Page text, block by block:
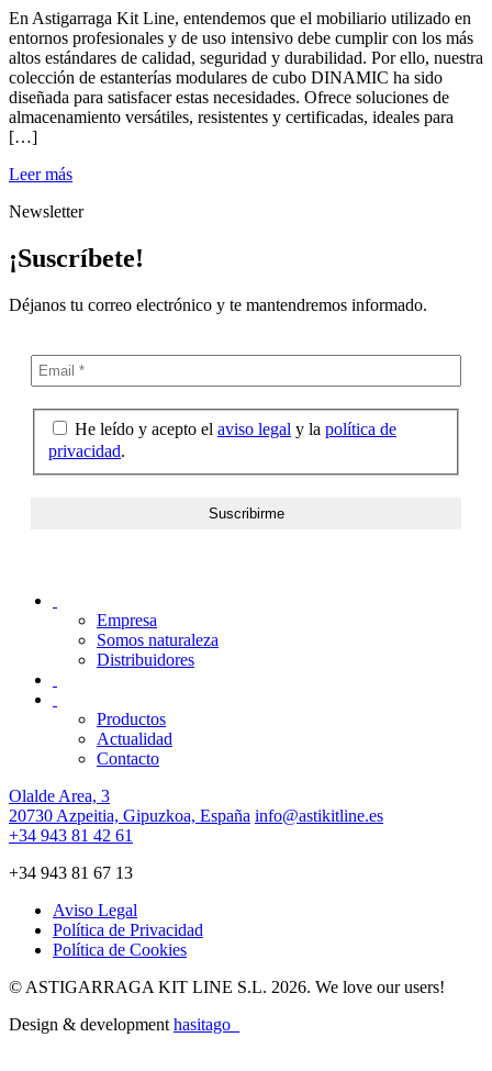
En Astigarraga Kit Line, entendemos que el mobiliario utilizado en
entornos profesionales y de uso intensivo debe cumplir con los más
altos estándares de calidad, seguridad y durabilidad. Por ello, nuestra
colección de estanterías modulares de cubo DINAMIC ha sido
diseñada para satisfacer estas necesidades. Ofrece soluciones de
almacenamiento versátiles, resistentes y certificadas, ideales para
[…]
Leer más
Newsletter
¡Suscríbete!
Déjanos tu correo electrónico y te mantendremos informado.
He leído y acepto el aviso legal y la política de
privacidad.
Empresa
Somos naturaleza
Distribuidores
Productos
Actualidad
Contacto
Olalde Area, 3
20730 Azpeitia, Gipuzkoa, España info@astikitline.es
+34 943 81 42 61
+34 943 81 67 13
Aviso Legal
Política de Privacidad
Política de Cookies
© ASTIGARRAGA KIT LINE S.L. 2026. We love our users!
Design & development hasitago_